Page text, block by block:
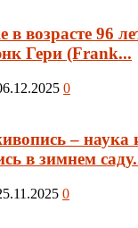
возрасте 96
Гери (Frank...
0
– наука
в зимнем
0